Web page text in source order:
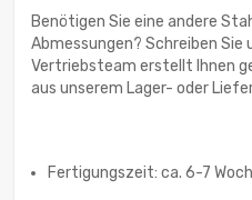
Benötigen Sie eine andere
Abmessungen? Schreiben Sie
Vertriebsteam erstellt Ihnen
aus unserem Lager- oder
Fertigungszeit: ca. 6-7